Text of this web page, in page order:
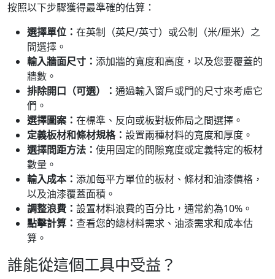
按照以下步驟獲得最準確的估算：
選擇單位： 在英制（英尺/英寸）或公制（米/厘米）之
間選擇。
輸入牆面尺寸： 添加牆的寬度和高度，以及您要覆蓋的
牆數。
排除開口（可選）： 通過輸入窗戶或門的尺寸來考慮它
們。
選擇圖案： 在標準、反向或板對板佈局之間選擇。
定義板材和條材規格： 設置兩種材料的寬度和厚度。
選擇間距方法： 使用固定的間隙寬度或定義特定的板材
數量。
輸入成本： 添加每平方單位的板材、條材和油漆價格，
以及油漆覆蓋面積。
調整浪費： 設置材料浪費的百分比，通常約為10%。
點擊計算： 查看您的總材料需求、油漆需求和成本估
算。
誰能從這個工具中受益？